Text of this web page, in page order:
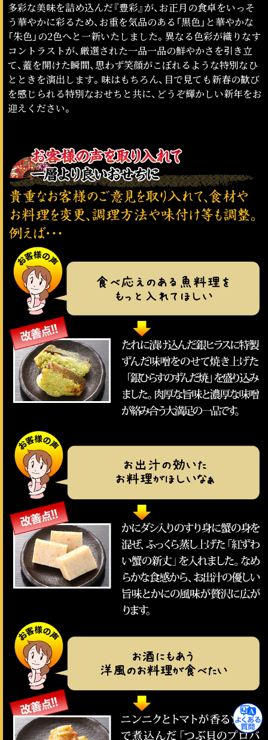
多彩な美味を詰め込んだ『豊彩』が、お正月の食卓をいっそ
う華やかに彩るため、お重を気品のある「黒色」と華やかな
「朱色」の2色へと一新いたしました。異なる色彩が織りなす
コントラストが、厳選された一品一品の鮮やかさを引き立
て、蓋を開けた瞬間、思わず笑顔がこぼれるような特別なひ
とときを演出します。味はもちろん、目で見ても新春の歓び
を感じられる特別なおせちと共に、どうぞ輝かしい新年をお
迎えください。